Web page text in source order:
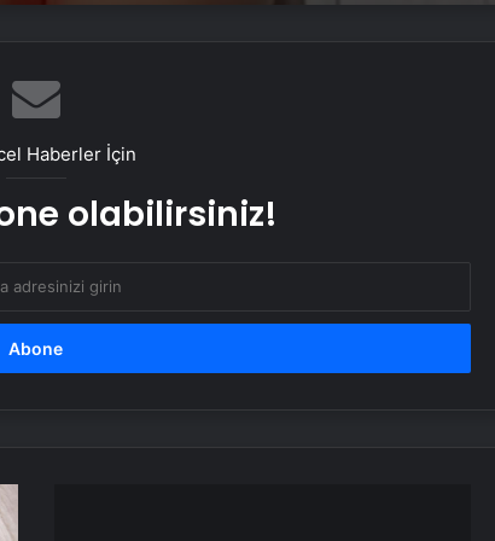
Ünlü şefe büyük şok! Ürettiği cipsler
toplatılıyor! Nedeni belli oldu! Dil ve
Haberler İçin
olabilirsiniz!